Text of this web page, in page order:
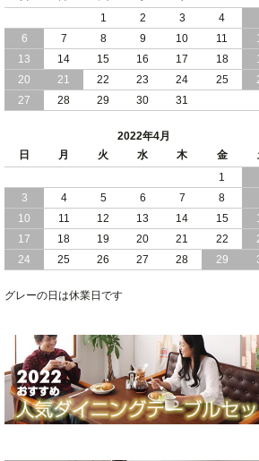
1
2 3 4
6
7 8 9 10 11
13
14 15 16 17 18
20
21 22 23 24 25
27
28 29 30 31
2022年4月
日
月 火 水 木 金
1
3
4 5 6 7 8
10
11 12 13 14 15
17
18 19 20 21 22
24
25 26 27 28 29
グレーの日は休業日です